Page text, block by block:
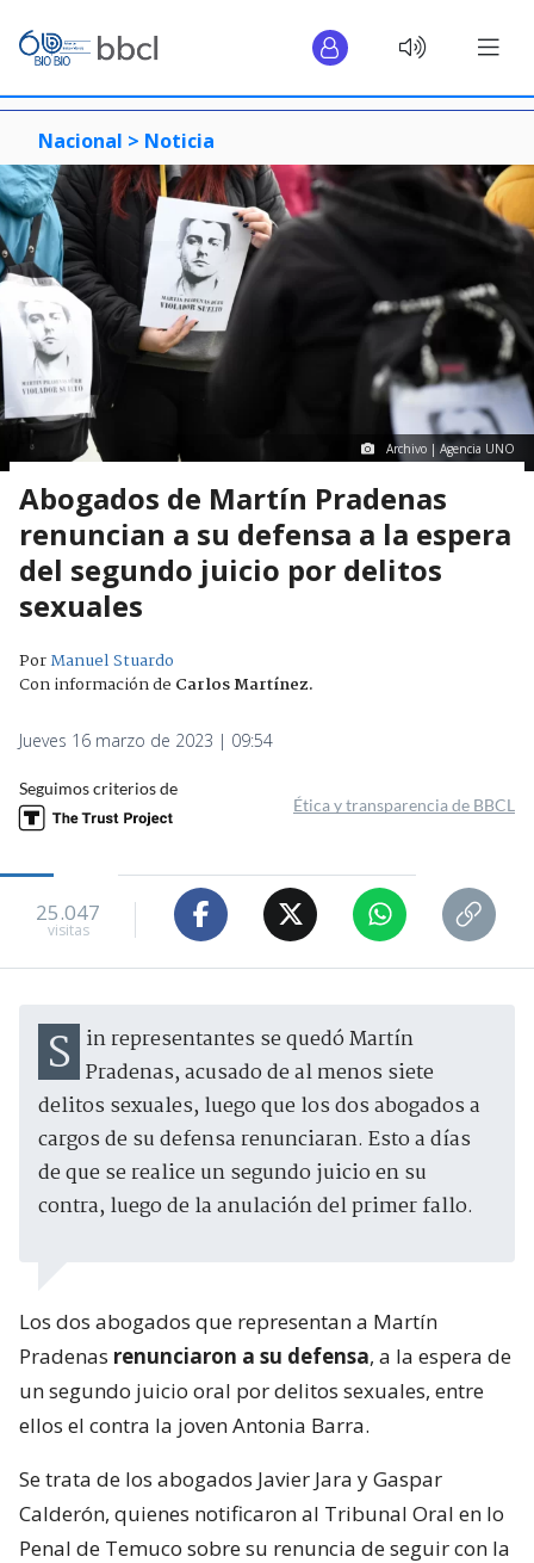
Nacional > Noticia
Archivo | Agencia UNO
Abogados de Martín Pradenas
renuncian a su defensa a la espera
del segundo juicio por delitos
sexuales
PorManuel Stuardo
Con información de Carlos Martínez.
Jueves 16 marzo de 2023 | 09:54
Seguimos criterios de
Ética y transparencia de BBCL
25.047
visitas
Sin representantes se quedó Martín Pradenas, acusado de al menos siete
delitos sexuales, luego que los dos abogados a
cargos de su defensa renunciaran. Esto a días
de que se realice un segundo juicio en su
contra, luego de la anulación del primer fallo.
Los dos abogados que representan a Martín
Pradenas renunciaron a su defensa, a la espera de
un segundo juicio oral por delitos sexuales, entre
ellos el contra la joven Antonia Barra.
Se trata de los abogados Javier Jara y Gaspar
Calderón, quienes notificaron al Tribunal Oral en lo
Penal de Temuco sobre su renuncia de seguir con la